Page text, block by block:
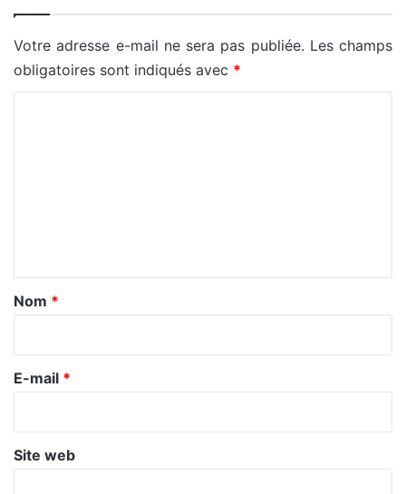
Votre adresse e-mail ne sera pas publiée. Les champs
obligatoires sont indiqués avec *
a
r
e
Nom *
E-mail *
Site web